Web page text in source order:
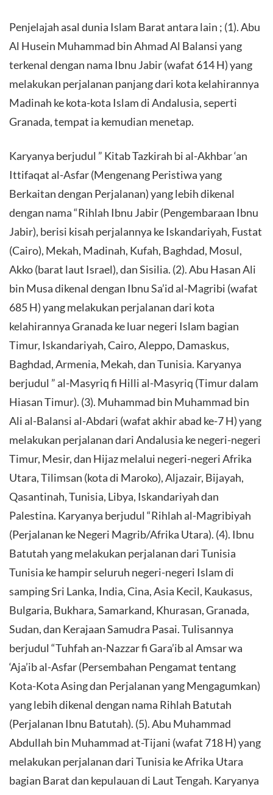
Penjelajah asal dunia Islam Barat antara lain ; (1). Abu
Al Husein Muhammad bin Ahmad Al Balansi yang
terkenal dengan nama Ibnu Jabir (wafat 614 H) yang
melakukan perjalanan panjang dari kota kelahirannya
Madinah ke kota-kota Islam di Andalusia, seperti
Granada, tempat ia kemudian menetap.
Karyanya berjudul ” Kitab Tazkirah bi al-Akhbar ‘an
Ittifaqat al-Asfar (Mengenang Peristiwa yang
Berkaitan dengan Perjalanan) yang lebih dikenal
dengan nama “Rihlah Ibnu Jabir (Pengembaraan Ibnu
Jabir), berisi kisah perjalannya ke Iskandariyah, Fustat
(Cairo), Mekah, Madinah, Kufah, Baghdad, Mosul,
Akko (barat laut Israel), dan Sisilia. (2). Abu Hasan Ali
bin Musa dikenal dengan Ibnu Sa’id al-Magribi (wafat
685 H) yang melakukan perjalanan dari kota
kelahirannya Granada ke luar negeri Islam bagian
Timur, Iskandariyah, Cairo, Aleppo, Damaskus,
Baghdad, Armenia, Mekah, dan Tunisia. Karyanya
berjudul ” al-Masyriq fi Hilli al-Masyriq (Timur dalam
Hiasan Timur). (3). Muhammad bin Muhammad bin
Ali al-Balansi al-Abdari (wafat akhir abad ke-7 H) yang
melakukan perjalanan dari Andalusia ke negeri-negeri
Timur, Mesir, dan Hijaz melalui negeri-negeri Afrika
Utara, Tilimsan (kota di Maroko), Aljazair, Bijayah,
Qasantinah, Tunisia, Libya, Iskandariyah dan
Palestina. Karyanya berjudul “Rihlah al-Magribiyah
(Perjalanan ke Negeri Magrib/Afrika Utara). (4). Ibnu
Batutah yang melakukan perjalanan dari Tunisia
Tunisia ke hampir seluruh negeri-negeri Islam di
samping Sri Lanka, India, Cina, Asia Kecil, Kaukasus,
Bulgaria, Bukhara, Samarkand, Khurasan, Granada,
Sudan, dan Kerajaan Samudra Pasai. Tulisannya
berjudul “Tuhfah an-Nazzar fi Gara’ib al Amsar wa
‘Aja’ib al-Asfar (Persembahan Pengamat tentang
Kota-Kota Asing dan Perjalanan yang Mengagumkan)
yang lebih dikenal dengan nama Rihlah Batutah
(Perjalanan Ibnu Batutah). (5). Abu Muhammad
Abdullah bin Muhammad at-Tijani (wafat 718 H) yang
melakukan perjalanan dari Tunisia ke Afrika Utara
bagian Barat dan kepulauan di Laut Tengah. Karyanya